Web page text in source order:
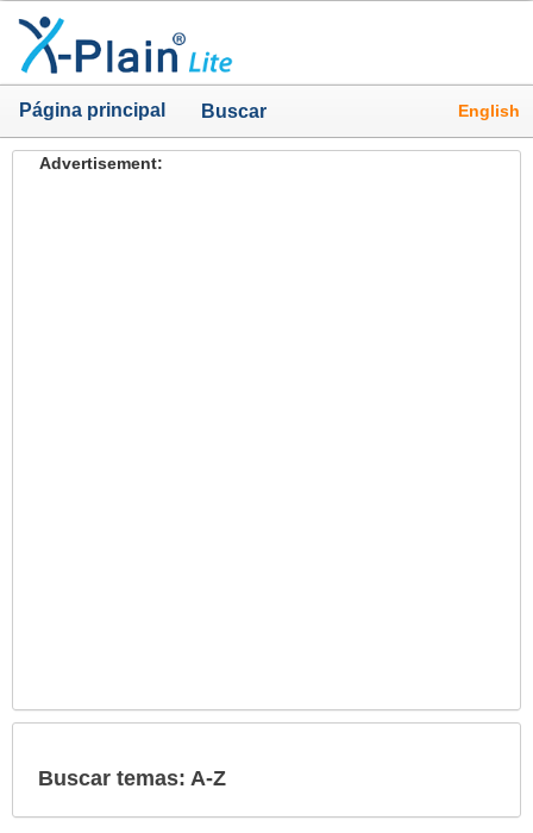
Página principal Buscar English
Advertisement:
Buscar temas: A-Z